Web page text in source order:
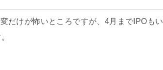
だけが怖いところですが、4月までIPOもい